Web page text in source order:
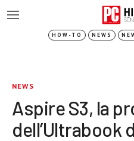
HOW-TO NEWS
NEWS
Aspire S3, la
dell’Ultrabook